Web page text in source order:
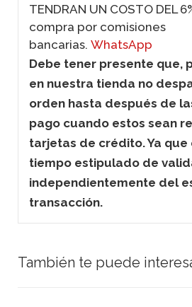
TENDRAN UN COSTO DEL
compra por comisiones
bancarias. WhatsApp
Debe tener presente que,
en nuestra tienda no
orden hasta después de
pago cuando estos sean
tarjetas de crédito. Ya que
tiempo estipulado de
independientemente del
transacción.
También te puede